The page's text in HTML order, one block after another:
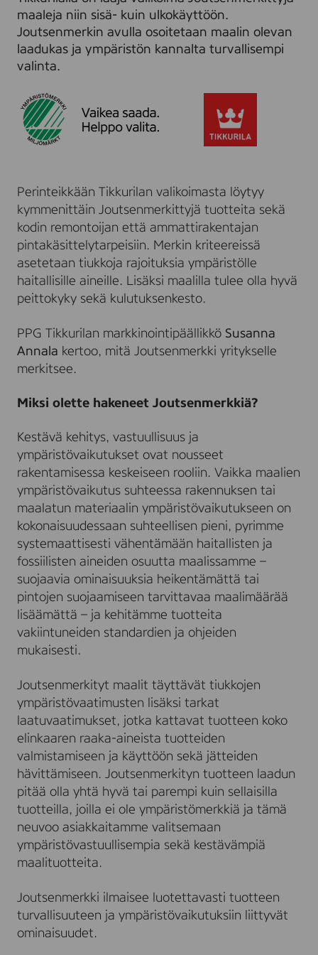
n
m
r
k
k
s
i
l
u
k
s
i
a
m
e
r
k
i
s
t
ä
maaleja niin sisä- kuin ulkokäyttöön.
Joutsenmerkin avulla osoitetaan maalin olevan
laadukas ja ympäristön kannalta turvallisempi
valinta.
Perinteikkään Tikkurilan valikoimasta löytyy
kymmenittäin Joutsenmerkittyjä tuotteita sekä
kodin remontoijan että ammattirakentajan
pintakäsittelytarpeisiin. Merkin kriteereissä
asetetaan tiukkoja rajoituksia ympäristölle
haitallisille aineille. Lisäksi maalilla tulee olla hyvä
peittokyky sekä kulutuksenkesto.
PPG Tikkurilan markkinointipäällikkö Susanna
Annala kertoo, mitä Joutsenmerkki yritykselle
merkitsee.
Miksi olette hakeneet Joutsenmerkkiä?
Kestävä kehitys, vastuullisuus ja
ympäristövaikutukset ovat nousseet
rakentamisessa keskeiseen rooliin. Vaikka maalien
ympäristövaikutus suhteessa rakennuksen tai
maalatun materiaalin ympäristövaikutukseen on
kokonaisuudessaan suhteellisen pieni, pyrimme
systemaattisesti vähentämään haitallisten ja
fossiilisten aineiden osuutta maalissamme –
suojaavia ominaisuuksia heikentämättä tai
pintojen suojaamiseen tarvittavaa maalimäärää
lisäämättä – ja kehitämme tuotteita
vakiintuneiden standardien ja ohjeiden
mukaisesti.
Joutsenmerkityt maalit täyttävät tiukkojen
ympäristövaatimusten lisäksi tarkat
laatuvaatimukset, jotka kattavat tuotteen koko
elinkaaren raaka-aineista tuotteiden
valmistamiseen ja käyttöön sekä jätteiden
hävittämiseen. Joutsenmerkityn tuotteen laadun
pitää olla yhtä hyvä tai parempi kuin sellaisilla
tuotteilla, joilla ei ole ympäristömerkkiä ja tämä
neuvoo asiakkaitamme valitsemaan
ympäristövastuullisempia sekä kestävämpiä
maalituotteita.
Joutsenmerkki ilmaisee luotettavasti tuotteen
turvallisuuteen ja ympäristövaikutuksiin liittyvät
ominaisuudet.